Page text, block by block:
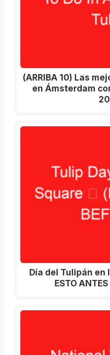
(ARRIBA 10) Las
en Ámsterdam
Día del Tulipán en
ESTO